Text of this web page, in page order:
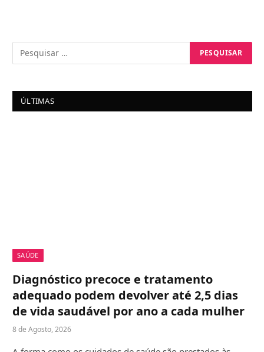
ÚLTIMAS
SAÚDE
Diagnóstico precoce e tratamento
adequado podem devolver até 2,5 dias
de vida saudável por ano a cada mulher
8 de Agosto, 2026